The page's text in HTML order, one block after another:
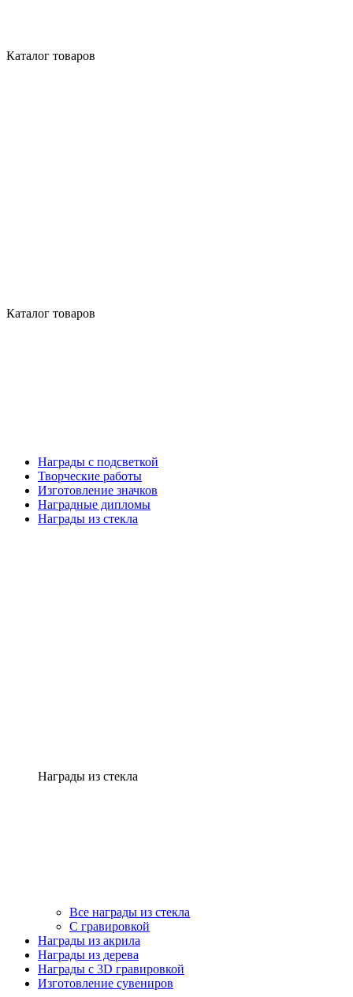
Каталог товаров
Каталог товаров
Награды с подсветкой
Творческие работы
Изготовление значков
Наградные дипломы
Награды из стекла
Награды из стекла
Все награды из стекла
С гравировкой
Награды из акрила
Награды из дерева
Награды с 3D гравировкой
Изготовление сувениров